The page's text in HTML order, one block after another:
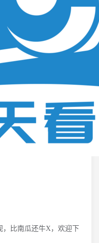
，比南瓜还牛X，欢迎下